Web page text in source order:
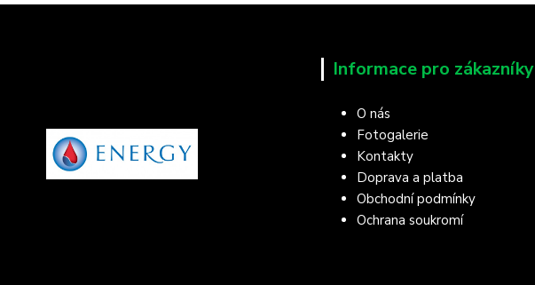
Informace pro zákazníky
O nás
Fotogalerie
Kontakty
Doprava a platba
Obchodní podmínky
Ochrana soukromí